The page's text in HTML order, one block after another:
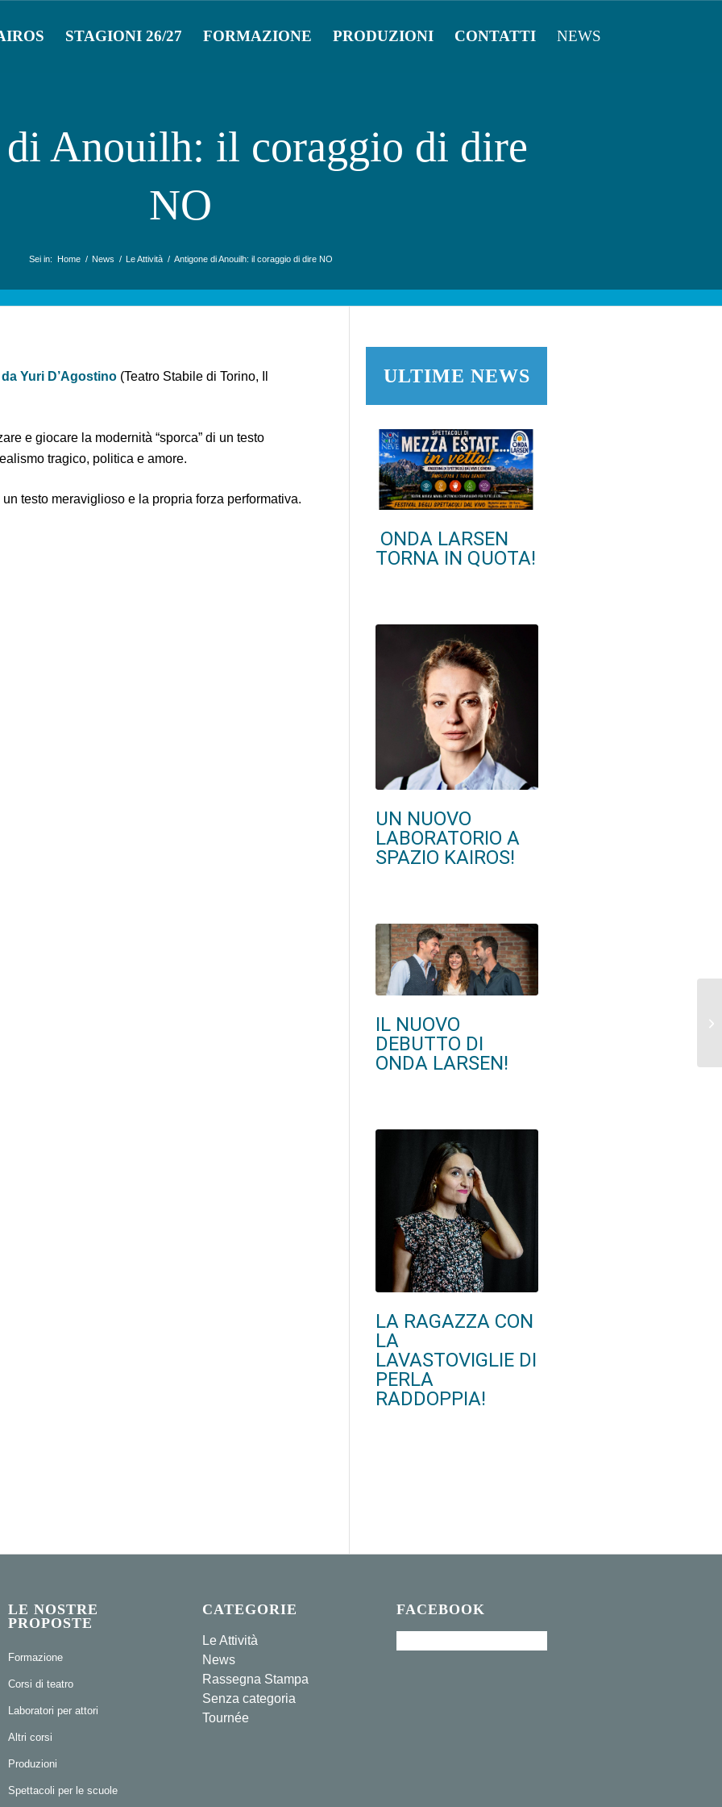
STAGIONI 26/27 FORMAZIONE PRODUZIONI CONTATTI NEWS
Anouilh: il coraggio di dire
NO
Sei in: Home / News / Le Attività / Antigone di Anouilh: il coraggio di dire NO
Yuri D’Agostino (Teatro Stabile di Torino, Il
e giocare la modernità “sporca” di un testo
tragico, politica e amore.
testo meraviglioso e la propria forza performativa.
ULTIME NEWS
ONDA LARSEN
TORNA IN QUOTA!
UN NUOVO
LABORATORIO A
SPAZIO KAIROS!
IL NUOVO
DEBUTTO DI
ONDA LARSEN!
LA RAGAZZA CON
LA
LAVASTOVIGLIE DI
PERLA
RADDOPPIA!
LE NOSTRE
PROPOSTE
Formazione
Corsi di teatro
Laboratori per attori
Altri corsi
Produzioni
Spettacoli per le scuole
CATEGORIE
Le Attività
News
Rassegna Stampa
Senza categoria
Tournée
FACEBOOK